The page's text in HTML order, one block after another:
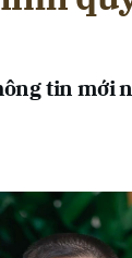
tin mới